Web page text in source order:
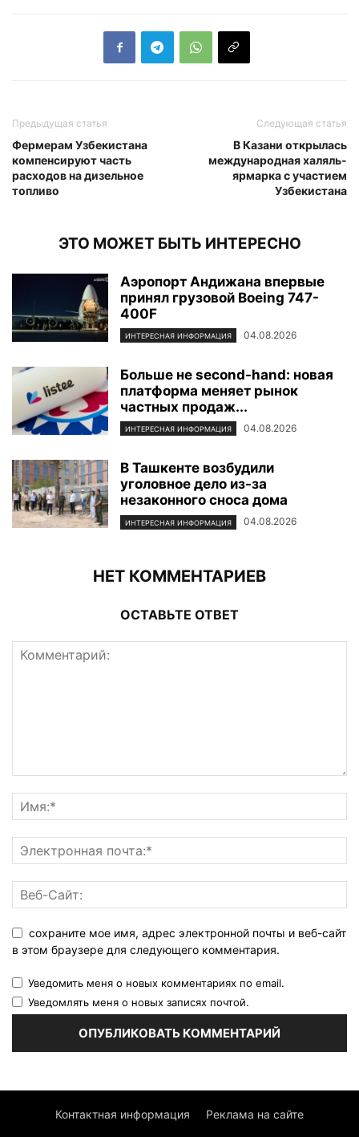
Предыдущая статья
Фермерам Узбекистана
компенсируют часть
расходов на дизельное
топливо
Следующая статья
В Казани открылась
международная халяль-
ярмарка с участием
Узбекистана
ЭТО МОЖЕТ БЫТЬ ИНТЕРЕСНО
Аэропорт Андижана впервые
принял грузовой Boeing 747-
400F
ИНТЕРЕСНАЯ ИНФОРМАЦИЯ 04.08.2026
Больше не second-hand: новая
платформа меняет рынок
частных продаж...
ИНТЕРЕСНАЯ ИНФОРМАЦИЯ 04.08.2026
В Ташкенте возбудили
уголовное дело из-за
незаконного сноса дома
ИНТЕРЕСНАЯ ИНФОРМАЦИЯ 04.08.2026
НЕТ КОММЕНТАРИЕВ
ОСТАВЬТЕ ОТВЕТ
сохраните мое имя, адрес электронной почты и веб-сайт
в этом браузере для следующего комментария.
Уведомить меня о новых комментариях по email.
Уведомлять меня о новых записях почтой.
Контактная информация Реклама на сайте